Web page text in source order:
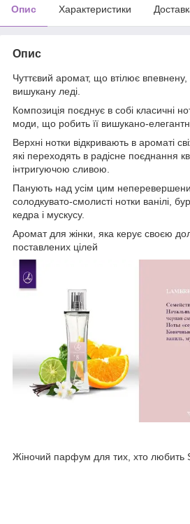
Опис Характеристики
Опис
Чуттєвий аромат, що втілює впевнену,
вишукану леді.
Композиція поєднує в собі класичні
моди, що робить її вишукано-
Верхні нотки відкривають в ароматі
які переходять в радісне поєднання
інтригуючою сливою.
Панують над усім цим
солодкувато-смолисті нотки ванілі,
кедра і мускусу.
Аромат для жінки, яка керує своєю
поставлених цілей
Жіночий парфум для тих, хто любить